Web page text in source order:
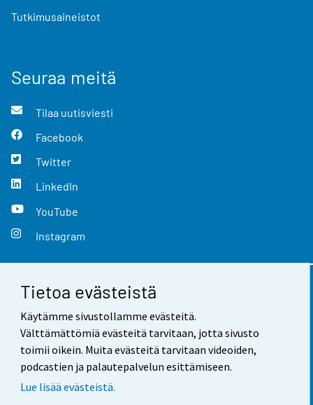
Tietoa evästeistä
Käytämme sivustollamme evästeitä.
Välttämättömiä evästeitä tarvitaan, jotta sivusto
toimii oikein. Muita evästeitä tarvitaan videoiden,
podcastien ja palautepalvelun esittämiseen.
Lue lisää evästeistä.
Tutkimusaineistot
Seuraa meitä
Tilaa uutisviesti
Facebook
Twitter
LinkedIn
YouTube
Instagram
Yhteystiedot
Palaute
Käyttöehdot